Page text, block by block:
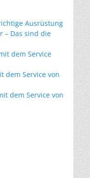
Ausrüstung
– Das sind die
dem Service
dem Service von
dem Service von